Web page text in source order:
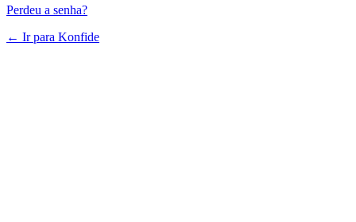
Perdeu a senha?
← Ir para Konfide